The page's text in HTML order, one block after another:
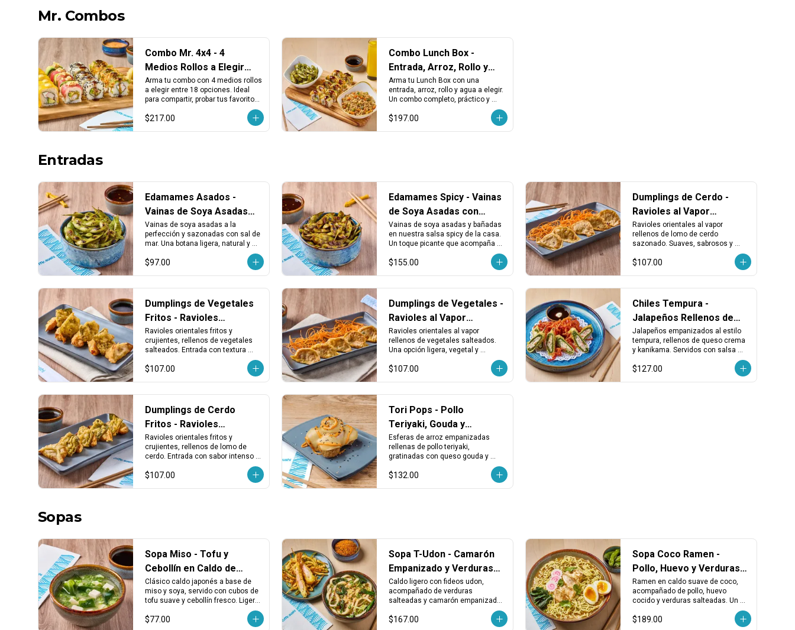
Mr. Combos
Combo Mr. 4x4 - 4
Medios Rollos a Elegir
entre 18 Opciones
Arma tu combo con 4 medios rollos
a elegir entre 18 opciones. Ideal
para compartir, probar tus favoritos
$217.00
Combo Lunch Box -
Entrada, Arroz, Rollo y
Agua
Arma tu Lunch Box con una
entrada, arroz, rollo y agua a elegir.
Un combo completo, práctico y
cualquier momento del día.
$197.00
Entradas
Edamames Asados -
Vainas de Soya Asadas
con Sal de Mar
Vainas de soya asadas a la
perfección y sazonadas con sal de
mar. Una botana ligera, natural y
llena de sabor para abrir el apetito o
acompañar tu rollo favorito.
$97.00
Edamames Spicy - Vainas
de Soya Asadas con
Salsa Spicy
Vainas de soya asadas y bañadas
en nuestra salsa spicy de la casa.
Un toque picante que acompaña
perfecto cualquier rollo o entrada
ligera.
$155.00
Dumplings de Cerdo -
Ravioles al Vapor
Rellenos de Lomo
Ravioles orientales al vapor
rellenos de lomo de cerdo
sazonado. Suaves, sabrosos y
acompañamiento.
$107.00
Dumplings de Vegetales
Fritos - Ravioles
Crujientes de Vegetales
Ravioles orientales fritos y
crujientes, rellenos de vegetales
salteados. Entrada con textura
combina con todo.
$107.00
Dumplings de Vegetales -
Ravioles al Vapor
Rellenos de Vegetales
Ravioles orientales al vapor
rellenos de vegetales salteados.
Una opción ligera, vegetal y
sabrosa que acompaña muy bien
cualquier plato principal.
$107.00
Chiles Tempura -
Jalapeños Rellenos de
Queso y Kanikama
Jalapeños empanizados al estilo
tempura, rellenos de queso crema
y kanikama. Servidos con salsa
kushiague. Una entrada crujiente y
sabrosa con un toque picante
$127.00
Dumplings de Cerdo
Fritos - Ravioles
Crujientes de Lomo
Ravioles orientales fritos y
crujientes, rellenos de lomo de
cerdo. Entrada con sabor intenso y
cualquier plato.
$107.00
Tori Pops - Pollo
Teriyaki, Gouda y
Sriracha
Esferas de arroz empanizadas
rellenas de pollo teriyaki,
gratinadas con queso gouda y
bañadas con salsa mayo sriracha.
$132.00
Sopas
Sopa Miso - Tofu y
Cebollín en Caldo de
Miso y Soya
Clásico caldo japonés a base de
miso y soya, servido con cubos de
tofu suave y cebollín fresco. Ligera,
reconfortante y perfecta para abrir
el apetito.
$77.00
Sopa T-Udon - Camarón
Empanizado y Verduras
en Caldo Udon
Caldo ligero con fideos udon,
acompañado de verduras
salteadas y camarón empanizado.
textura suave y crujiente en cada
$167.00
Sopa Coco Ramen -
Pollo, Huevo y Verduras
en Caldo de Coco
Ramen en caldo suave de coco,
acompañado de pollo, huevo
cocido y verduras salteadas. Un
ramen diferente, aromático y con
un sabor ligeramente dulce.
$189.00